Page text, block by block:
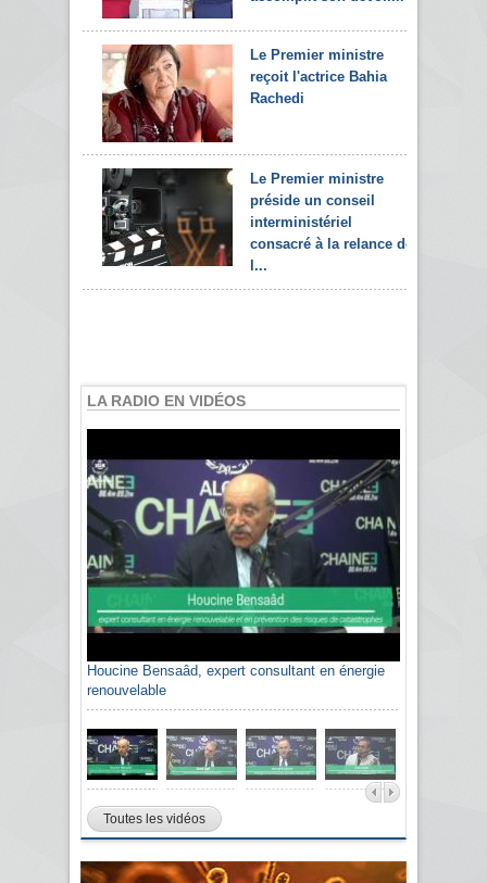
Le Premier ministre
reçoit l'actrice Bahia
Rachedi
Le Premier ministre
préside un conseil
interministériel
consacré à la relance de
l...
LA RADIO EN VIDÉOS
Houcine Bensaâd, expert consultant en énergie
renouvelable
Toutes les vidéos